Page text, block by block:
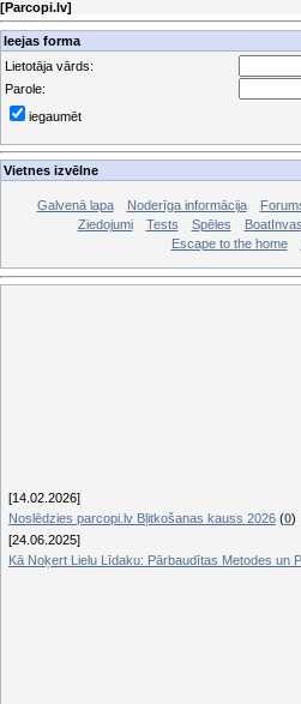
[Parcopi.lv]
Ieejas forma
Lietotāja vārds:
Parole:
iegaumēt
Vietnes izvēlne
Galvenā lapa Noderīga informācija
Ziedojumi
Tests Spēles
Escape to the home
[14.02.2026]
Noslēdzies parcopi.lv Bļitkošanas kauss 2026 (0)
[24.06.2025]
Kā Noķert Lielu Līdaku: Pārbaudītas Metodes un